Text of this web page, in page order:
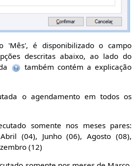
'Mês', é disponibilizado o campo
descritas abaixo, ao lado do
também contém a explicação
o agendamento em todos os
somente nos meses pares:
(04), Junho (06), Agosto (08),
(12)